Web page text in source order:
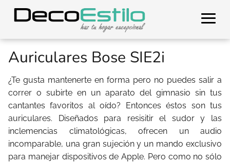
Auriculares Bose SIE2i
¿Te gusta mantenerte en forma pero no puedes salir a
correr o subirte en un aparato del gimnasio sin tus
cantantes favoritos al oído? Entonces éstos son tus
auriculares. Diseñados para resisitir el sudor y las
inclemencias climatológicas, ofrecen un audio
incomparable, una gran sujeción y un mando exclusivo
para manejar dispositivos de Apple. Pero como no sólo